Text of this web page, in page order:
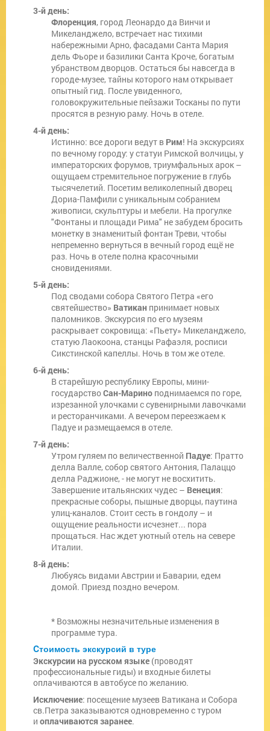
3-й день:
Флоренция, город Леонардо да Винчи и
Микеланджело, встречает нас тихими
набережными Арно, фасадами Санта Мария
дель Фьоре и базилики Санта Кроче, богатым
убранством дворцов. Остаться бы навсегда в
городе-музее, тайны которого нам открывает
опытный гид. После увиденного,
головокружительные пейзажи Тосканы по пути
просятся в резную раму. Ночь в отеле.
4-й день:
Истинно: все дороги ведут в Рим! На экскурсиях
по вечному городу: у статуи Римской волчицы, у
императорских форумов, триумфальных арок –
ощущаем стремительное погружение в глубь
тысячелетий. Посетим великолепный дворец
Дориа-Памфили с уникальным собранием
живописи, скульптуры и мебели. На прогулке
"Фонтаны и площади Рима" не забудем бросить
монетку в знаменитый фонтан Треви, чтобы
непременно вернуться в вечный город ещё не
раз. Ночь в отеле полна красочными
сновидениями.
5-й день:
Под сводами собора Святого Петра «его
святейшество» Ватикан принимает новых
паломников. Экскурсия по его музеям
раскрывает сокровища: «Пьету» Микеланджело,
статую Лаокоона, станцы Рафаэля, росписи
Сикстинской капеллы. Ночь в том же отеле.
6-й день:
В старейшую республику Европы, мини-
государствоСан-Марино поднимаемся по горе,
изрезанной улочками с сувенирными лавочками
и ресторанчиками. А вечером переезжаем к
Падуе и размещаемся в отеле.
7-й день:
Утром гуляем по величественной Падуе: Пратто
делла Валле, собор святого Антония, Палаццо
делла Раджионе, - не могут не восхитить.
Завершение итальянских чудес – Венеция:
прекрасные соборы, пышные дворцы, паутина
улиц-каналов. Стоит сесть в гондолу – и
ощущение реальности исчезнет... пора
прощаться. Нас ждет уютный отель на севере
Италии.
8-й день:
Любуясь видами Австрии и Баварии, едем
домой. Приезд поздно вечером.
* Возможны незначительные изменения в
программе тура.
Cтоимость экскурсий в туре
Экскурсии на русском языке (проводят
профессиональные гиды) и входные билеты
оплачиваются в автобусе по желанию.
Исключение: посещение музеев Ватикана и Собора
св.Петра заказываются одновременно с туром
и оплачиваются заранее.